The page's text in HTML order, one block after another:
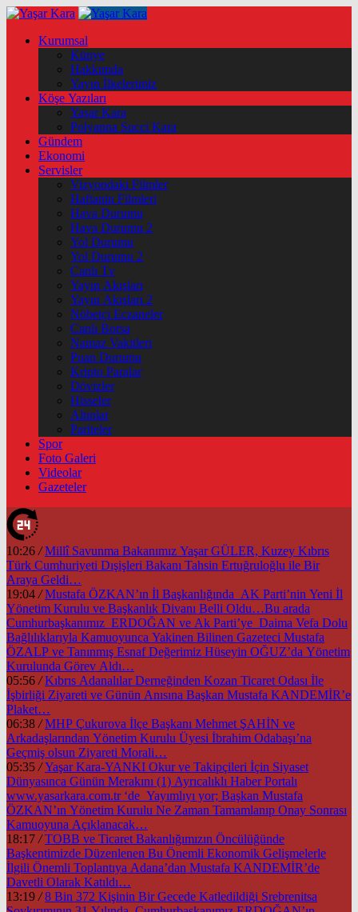
Kurumsal
Künye
Hakkımda
Yayın İlkelerimiz
Köşe Yazıları
Yaşar Kara
Polyanna Succi Kara
Gündem
Ekonomi
Servisler
Vizyondaki Filmler
Haftanin Filmleri
Hava Durumu
Hava Durumu 2
Yol Durumu
Yol Durumu 2
Canlı Tv
Yayın Akışları
Yayın Akışları 2
Nöbetçi Eczaneler
Canlı Borsa
Namaz Vakitleri
Puan Durumu
Kripto Paralar
Dövizler
Hisseler
Altınlar
Pariteler
Spor
Foto Galeri
Videolar
Gazeteler
10:26 / Millî Savunma Bakanımız Yaşar GÜLER, Kuzey Kıbrıs
Türk Cumhuriyeti Dışişleri Bakanı Tahsin Ertuğruloğlu ile Bir
Araya Geldi…
19:04 / Mustafa ÖZKAN’ın İl Başkanlığında AK Parti’nin Yeni İl
Yönetim Kurulu ve Başkanlık Divanı Belli Oldu…Bu arada
Cumhurbaşkanımız ERDOĞAN ve Ak Parti’ye Daima Vefa Dolu
Bağlılıklarıyla Kamuoyunca Yakinen Bilinen Gazeteci Mustafa
ÖZALP ve Tanınmış Esnaf Değerimiz Hüseyin OĞUZ’da Yönetim
Kurulunda Görev Aldı…
05:56 / Kıbrıs Adanalılar Derneğinden Kozan Ticaret Odası İle
İşbirliği Ziyareti ve Günün Anısına Başkan Mustafa KANDEMİR’e
Plaket…
06:38 / MHP Çukurova İlçe Başkanı Mehmet ŞAHİN ve
Arkadaşlarından Yönetim Kurulu Üyesi İbrahim Odabaşı’na
Geçmiş olsun Ziyareti Morali…
05:35 / Yaşar Kara-YANKI Okur ve Takipçileri İçin Siyaset
Dünyasınca Günün Merakını (1) Ayrıcalıklı Haber Portalı
www.yasarkara.com.tr ‘de Yayımlıyı yor; Başkan Mustafa
ÖZKAN’ın Yönetim Kurulu Ne Zaman Tamamlanıp Onay Sonrası
Kamuoyuna Açıklanacak…
18:17 / TOBB ve Ticaret Bakanlığımızın Öncülüğünde
Başkentimizde Düzenlenen Bu Önemli Ekonomik Gelişmelerle
İlgili Önemli Toplantıya Adana’dan Mustafa KANDEMİR’de
Davetli Olarak Katıldı…
13:19 / 8 Bin 372 Kişinin Bir Gecede Katledildiği Srebrenitsa